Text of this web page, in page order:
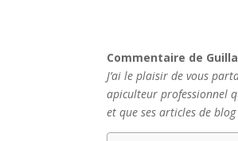
Commentaire de
J’ai le plaisir de vous
apiculteur professionnel
et que ses articles de